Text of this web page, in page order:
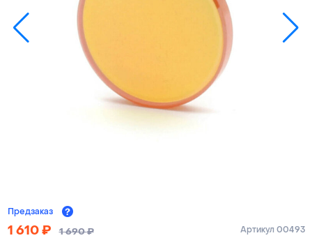
Предзаказ
1 610₽ 1 690₽ Артикул 00493